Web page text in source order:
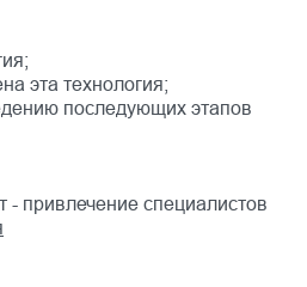
эта технология;
последующих этапов
привлечение специалистов